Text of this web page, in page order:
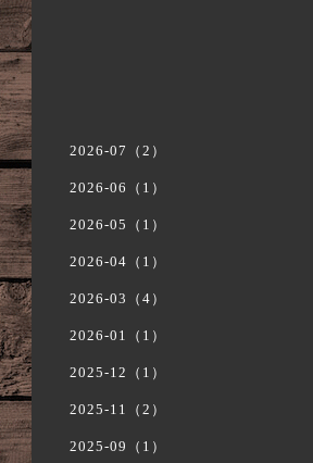
2026-07（2）
2026-06（1）
2026-05（1）
2026-04（1）
2026-03（4）
2026-01（1）
2025-12（1）
2025-11（2）
2025-09（1）